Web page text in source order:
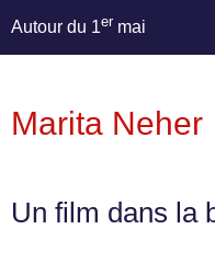
Autour du 1er mai
Marita Neher
Un film dans la